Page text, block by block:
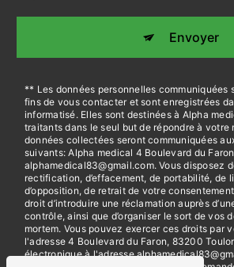
Envoyer
** Les données personnelles communiquées
fins de vous contacter et sont enregistrées
informatisé. Elles sont destinées à Alpha
traitants dans le seul but de répondre à votre
données collectées seront communiquées
suivants: Alpha medical 4 Boulevard du
alphamedical83@gmail.com. Vous disposez
rectification, d’effacement, de portabilité, de
d’opposition, de retrait de votre
droit d’introduire une réclamation auprès
contrôle, ainsi que d’organiser le sort de vos
mortem. Vous pouvez exercer ces droits par
l'adresse 4 Boulevard du Faron, 83200
électronique à l'adresse